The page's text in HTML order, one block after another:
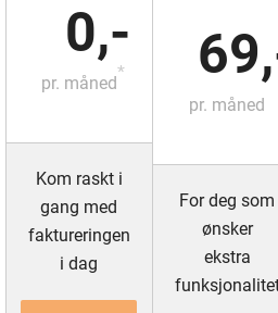
0,-
pr. måned
*
Kom raskt i
gang med
faktureringen
i dag
pr. måned
For deg som
ønsker
ekstra